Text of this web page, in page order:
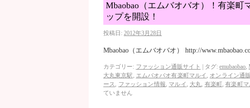
Mbaobao（エムバオバオ）！有楽町
ップを開設！
投稿日: 2012年3月28日
Mbaobao（エムバオバオ） http://
カテゴリー: ファッション通販サイト タグ: emubaobao,
大丸東京駅 , エムバオバオ有楽町マルイ , オンライン通
ース, ファッション情報, マルイ , 大丸, 有楽町,有楽町マ
ていません